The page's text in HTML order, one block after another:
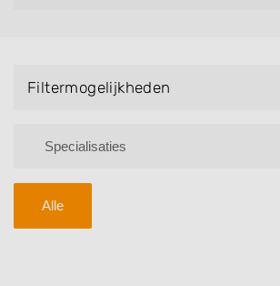
Filtermogelijkheden
Alle